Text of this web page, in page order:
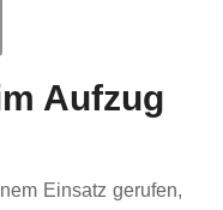
Aufzug
Einsatz gerufen,